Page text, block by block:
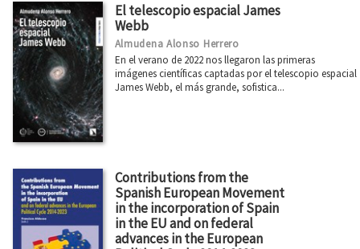
El telescopio espacial James
Webb
Almudena Alonso Herrero
En el verano de 2022 nos llegaron las primeras
imágenes científicas captadas por el telescopio espacial
James Webb, el más grande, sofistica...
Contributions from the
Spanish European Movement
in the incorporation of Spain
in the EU and on federal
advances in the European